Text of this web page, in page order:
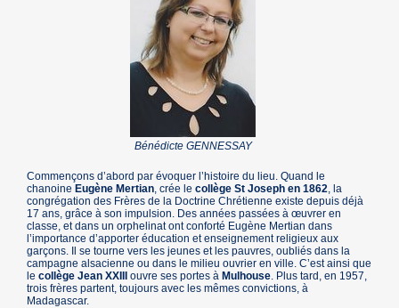
Bénédicte GENNESSAY
Commençons d’abord par évoquer l’histoire du lieu. Quand le
chanoineEugène Mertian , crée lecollège St Joseph en 1862 , la
congrégation des Frères de la Doctrine Chrétienne existe depuis déjà
17 ans, grâce à son impulsion. Des années passées à œuvrer en
classe, et dans un orphelinat ont conforté Eugène Mertian dans
l’importance d’apporter éducation et enseignement religieux aux
garçons. Il se tourne vers les jeunes et les pauvres, oubliés dans la
campagne alsacienne ou dans le milieu ouvrier en ville. C’est ainsi que
lecollège Jean XXIII ouvre ses portes àMulhouse . Plus tard, en 1957,
trois frères partent, toujours avec les mêmes convictions, à
Madagascar.